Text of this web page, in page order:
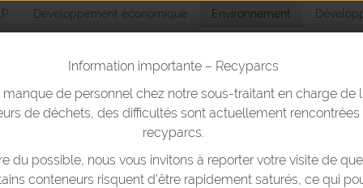
Développement économique Environnement
& bulles Trier ses déchets Réduire ses déchets
Information importante – Recyparcs
manque de personnel chez notre sous-traitant en charge de
de déchets, des difficultés sont actuellement rencontrées
recyparcs.
du possible, nous vous invitons à reporter votre visite de
conteneurs risquent d'être rapidement saturés, ce qui